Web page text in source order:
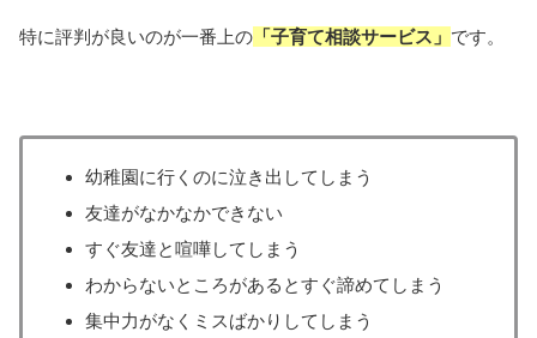
特に評判が良いのが一番上の 「子育て相談サービス」 です。
幼稚園に行くのに泣き出してしまう
友達がなかなかできない
すぐ友達と喧嘩してしまう
わからないところがあるとすぐ諦めてしまう
集中力がなくミスばかりしてしまう